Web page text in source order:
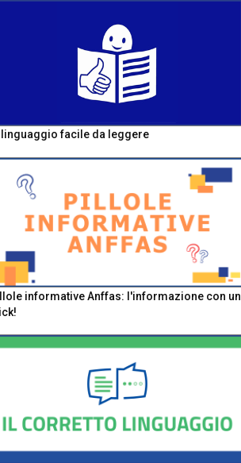
linguaggio facile da leggere
informative Anffas: l'informazione con un